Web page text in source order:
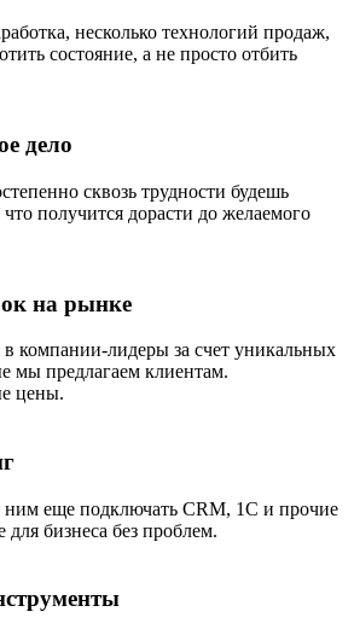
несколько технологий продаж,
состояние, а не просто отбить
дело
сквозь трудности будешь
получится дорасти до желаемого
на рынке
компании-лидеры за счет уникальных
мы предлагаем клиентам.
цены.
ним еще подключать CRM, 1C и прочие
бизнеса без проблем.